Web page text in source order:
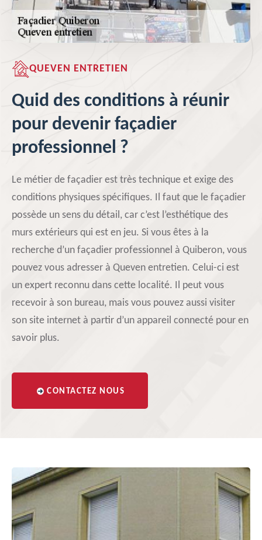
QUEVEN ENTRETIEN
Quid des conditions à réunir
pour devenir façadier
professionnel ?
Le métier de façadier est très technique et exige des
conditions physiques spécifiques. Il faut que le façadier
possède un sens du détail, car c’est l’esthétique des
murs extérieurs qui est en jeu. Si vous êtes à la
recherche d’un façadier professionnel à Quiberon, vous
pouvez vous adresser à Queven entretien. Celui-ci est
un expert reconnu dans cette localité. Il peut vous
recevoir à son bureau, mais vous pouvez aussi visiter
son site internet à partir d’un appareil connecté pour en
savoir plus.
CONTACTEZ NOUS